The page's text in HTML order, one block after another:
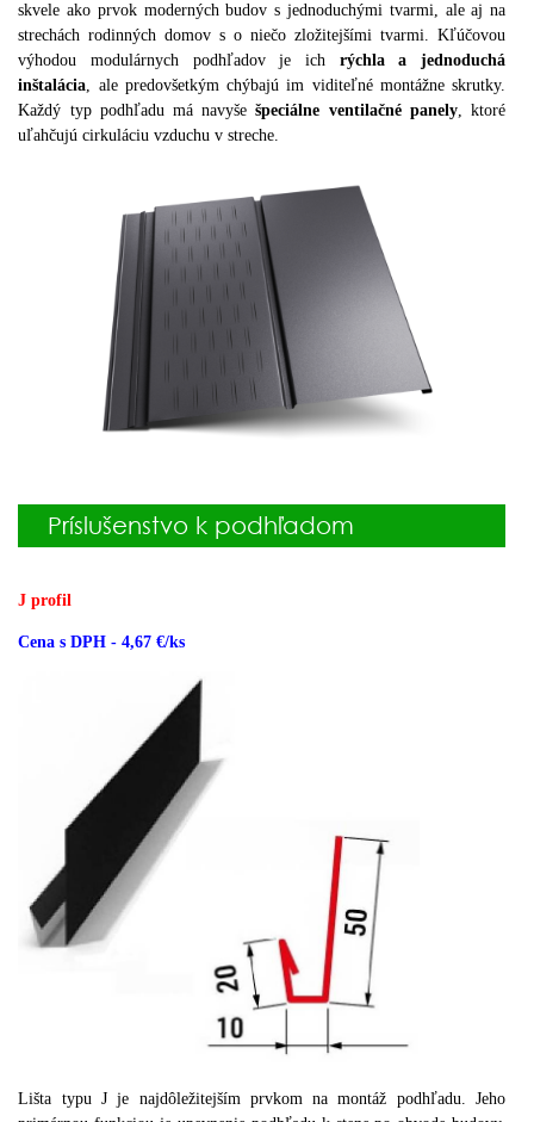
skvele ako prvok moderných budov s jednoduchými tvarmi, ale aj na
strechách rodinných domov s o niečo zložitejšími tvarmi. Kľúčovou
výhodou modulárnych podhľadov je ich rýchla a jednoduchá
inštalácia, ale predovšetkým chýbajú im viditeľné montážne skrutky.
Každý typ podhľadu má navyšešpeciálne ventilačné panely, ktoré
uľahčujú cirkuláciu vzduchu v streche.
Príslušenstvo k podhľadom
J profil
Cena s DPH - 4,67 €/ks
Lišta typu J je najdôležitejším prvkom na montáž podhľadu.
Jeho